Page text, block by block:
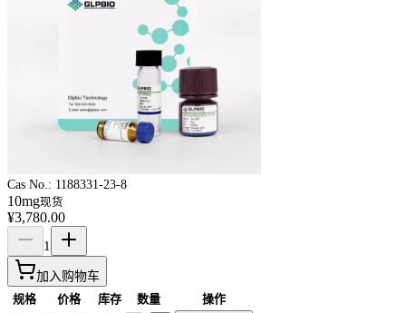
Cas No.: 1188331-23-8
10mg现货
¥3,780.00
1
加入购物车
规格 价格 库存 数量
操作